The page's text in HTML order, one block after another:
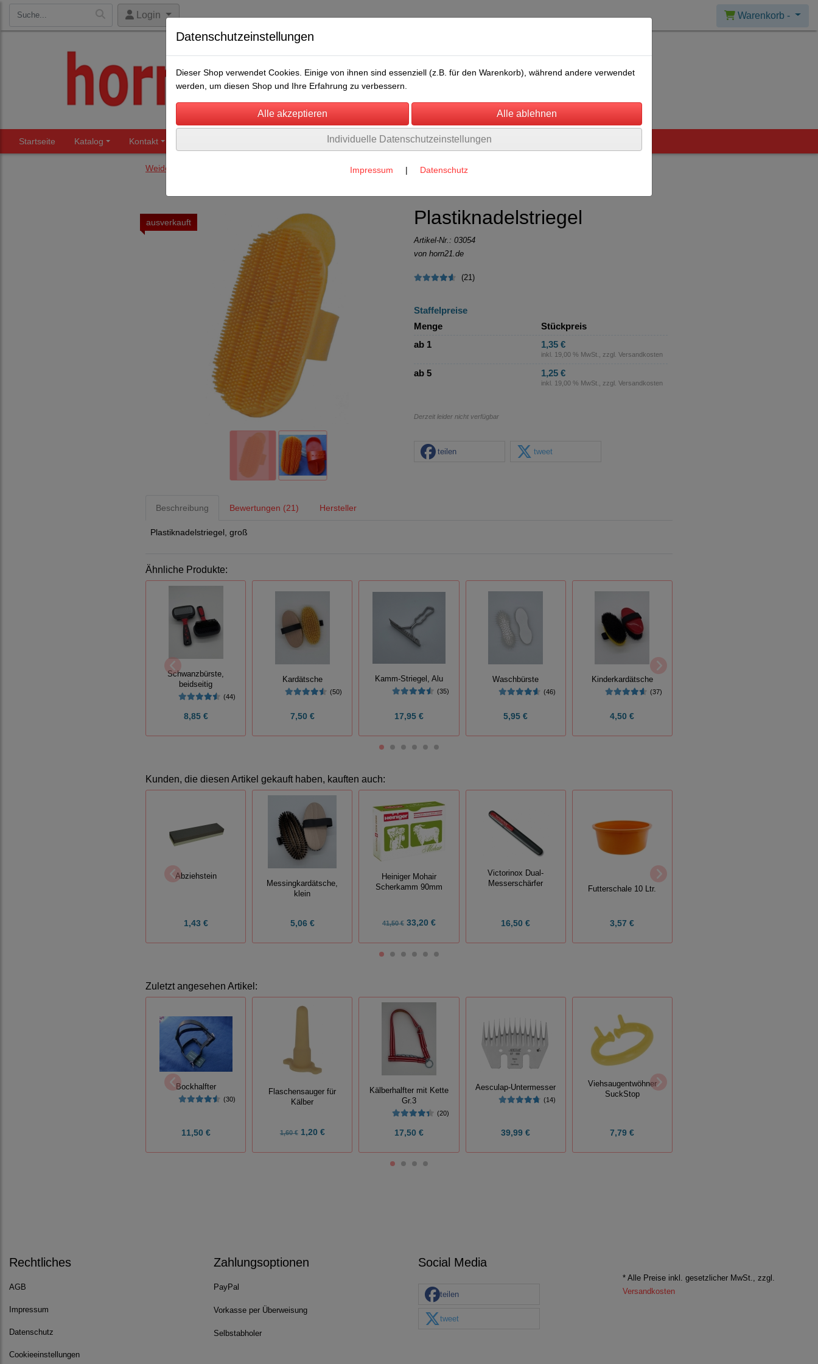
Login Warenkorb -
Startseite Katalog Kontakt Über uns Umwelt Rechtliches
Weidezaun Restposten und anderes
ausverkauft Plastiknadelstriegel
Artikel-Nr.: 03054
von horn21.de
(21)
Staffelpreise
Menge
Stückpreis
ab 1
1,35 €
inkl. 19,00 % MwSt., zzgl. Versandkosten
ab 5 1,25 €
inkl. 19,00 % MwSt., zzgl. Versandkosten
Derzeit leider nicht verfügbar
teilen tweet
Beschreibung Bewertungen (21) Hersteller
Plastiknadelstriegel, groß
Ähnliche Produkte:
Schwanzbürste,
beidseitig
(44)
8,85 €
Kardätsche
(50)
7,50 €
Kamm-Striegel, Alu
(35)
17,95 €
Waschbürste
(46)
5,95 €
Kinderkardätsche
(37)
4,50 €
Kunden, die diesen Artikel gekauft haben, kauften auch:
Abziehstein
1,43 €
Messingkardätsche,
klein
5,06 €
Heiniger Mohair
Scherkamm 90mm
41,50 €33,20 €
Victorinox Dual-
Messerschärfer
16,50 €
Futterschale 10 Ltr.
3,57 €
Zuletzt angesehen Artikel:
Bockhalfter
(30)
11,50 €
Flaschensauger für
Kälber
1,60 €1,20 €
Kälberhalfter mit Kette
Gr.3
(20)
17,50 €
Aesculap-Untermesser
(14)
39,99 €
Viehsaugentwöhner
SuckStop
7,79 €
Rechtliches
AGB
Impressum
Datenschutz
Cookieeinstellungen
Zahlungsoptionen
PayPal
Vorkasse per Überweisung
Selbstabholer
Social Media
teilen
tweet
* Alle Preise inkl. gesetzlicher MwSt., zzgl.
Versandkosten
Datenschutzeinstellungen
Dieser Shop verwendet Cookies. Einige von ihnen sind essenziell (z.B. für den Warenkorb), während andere verwendet
werden, um diesen Shop und Ihre Erfahrung zu verbessern.
Individuelle Datenschutzeinstellungen
Impressum | Datenschutz